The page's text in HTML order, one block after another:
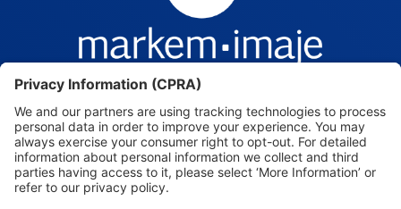
Markem-Imaje — Intelligence, beyond the mark.